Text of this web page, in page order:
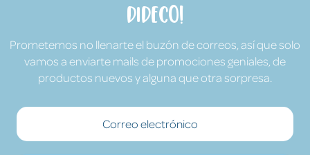
Dideco!
Prometemos no llenarte el buzón de correos, así que solo
vamos a enviarte mails de promociones geniales, de
productos nuevos y alguna que otra sorpresa.